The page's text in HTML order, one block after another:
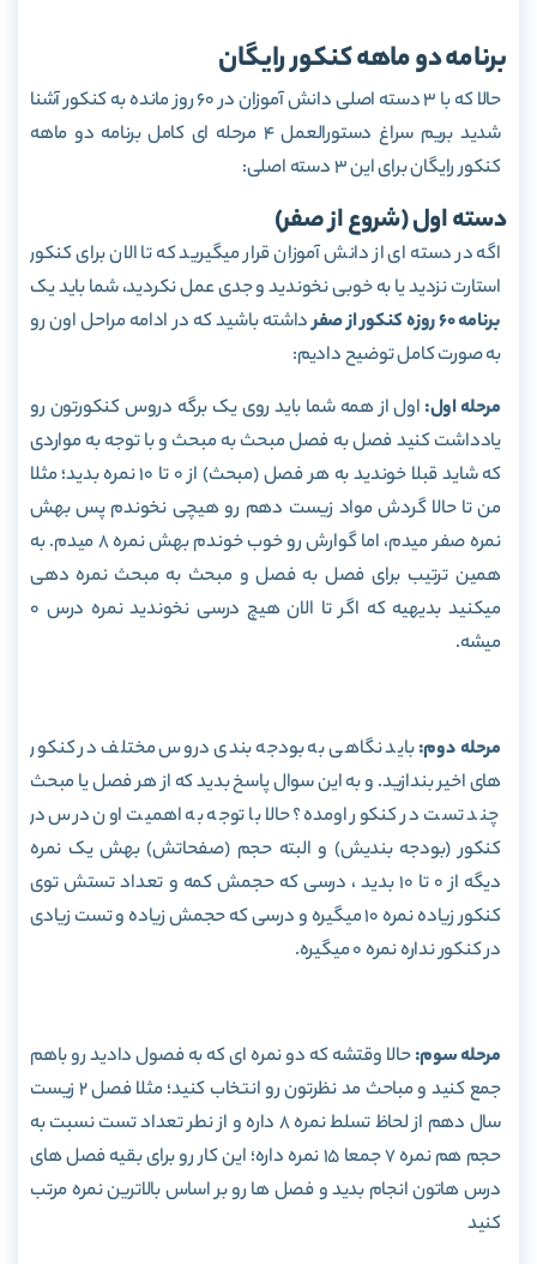
برنامه دو ماهه کنکور رایگان
حالا که با 3 دسته اصلی دانش آموزان در 60 روز مانده به کنکور آشنا
شدید بریم سراغ دستورالعمل 4 مرحله ای کامل برنامه دو ماهه
کنکور رایگان برای این 3 دسته اصلی:
دسته اول (شروع از صفر)
اگه در دسته ای از دانش آموزان قرار میگیرید که تا الان برای کنکور
استارت نزدید یا به خوبی نخوندید و جدی عمل نکردید، شما باید یک
برنامه ۶۰ روزه کنکور از صفر
داشته باشید که در ادامه مراحل اون رو
به صورت کامل توضیح دادیم:
مرحله اول: اول از همه شما باید روی یک برگه دروس کنکورتون رو
یادداشت کنید فصل به فصل مبحث به مبحث و با توجه به مواردی
که شاید قبلا خوندید به هر فصل (مبحث) از 0 تا 10 نمره بدید؛ مثلا
من تا حالا گردش مواد زیست دهم رو هیچی نخوندم پس بهش
نمره صفر میدم، اما گوارش رو خوب خوندم بهش نمره 8 میدم. به
همین ترتیب برای فصل به فصل و مبحث به مبحث نمره دهی
میکنید بدیهیه که اگر تا الان هیچ درسی نخوندید نمره درس 0
میشه.
مرحله دوم:باید نگاهی به بودجه بندی دروس مختلف در کنکور
های اخیر بندازید. و به این سوال پاسخ بدید که از هر فصل یا مبحث
چند تست در کنکور اومده؟ حالا با توجه به اهمیت اون درس در
کنکور (بودجه بندیش) و البته حجم (صفحاتش) بهش یک نمره
دیگه از 0 تا 10 بدید ، درسی که حجمش کمه و تعداد تستش توی
کنکور زیاده نمره 10 میگیره و درسی که حجمش زیاده و تست زیادی
در کنکور نداره نمره 0 میگیره.
مرحله سوم:حالا وقتشه که دو نمره ای که به فصول دادید رو باهم
جمع کنید و مباحث مد نظرتون رو انتخاب کنید؛ مثلا فصل 2 زیست
سال دهم از لحاظ تسلط نمره 8 داره و از نطر تعداد تست نسبت به
حجم هم نمره 7 جمعا 15 نمره داره؛ این کار رو برای بقیه فصل های
درس هاتون انجام بدید و فصل ها رو بر اساس بالاترین نمره مرتب
کنید